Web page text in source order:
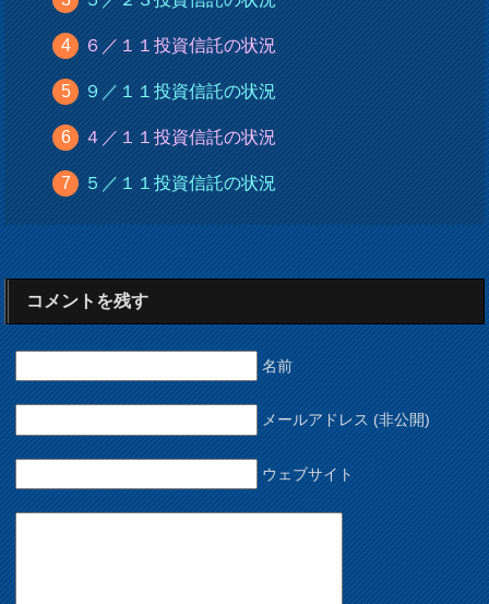
６／１１投資信託の状況
９／１１投資信託の状況
４／１１投資信託の状況
５／１１投資信託の状況
コメントを残す
名前
メールアドレス (非公開)
ウェブサイト